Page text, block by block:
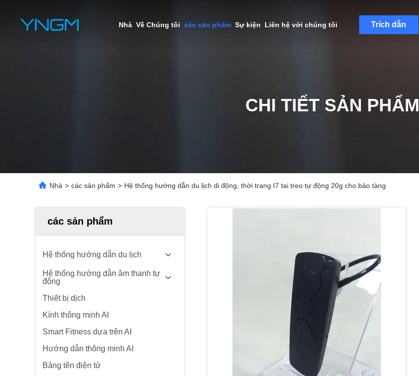
Nhà Về Chúng tôi các sản phẩm Sự kiện Liên hệ với chúng tôi Trích dẫn
CHI TIẾT SẢN PHẨM
Nhà > các sản phẩm > Hệ thống hướng dẫn du lịch di động, thời trang I7 tai treo tự động 20g cho bảo tàng
các sản phẩm
Hệ thống hướng dẫn du lịch
Hệ thống hướng dẫn âm thanh tự
động
Thiết bị dịch
Kính thông minh AI
Smart Fitness dựa trên AI
Hướng dẫn thông minh AI
Bảng tên điện tử